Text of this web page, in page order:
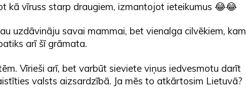
kā vīruss starp draugiem, izmantojot ieteikumus 😂😂
uzdāvināju savai mammai, bet vienalga cilvēkiem, kam
arī šī grāmata.
Vīrieši arī, bet varbūt sieviete viņus iedvesmotu darīt
valsts aizsardzībā. Ja mēs to atkārtosim Lietuvā?